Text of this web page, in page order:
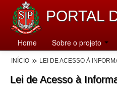
PORTAL
Home Sobre o projeto
INÍCIO LEI DE ACESSO À
Lei de Acesso à